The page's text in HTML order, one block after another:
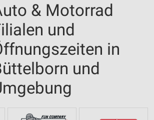
& Motorrad
und
in
und